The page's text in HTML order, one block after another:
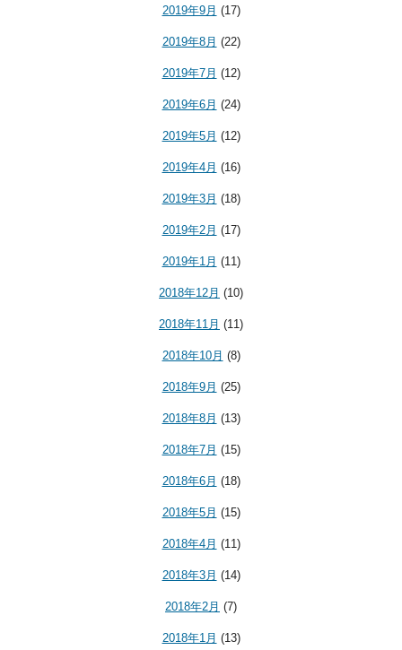
2019年9月 (17)
2019年8月 (22)
2019年7月 (12)
2019年6月 (24)
2019年5月 (12)
2019年4月 (16)
2019年3月 (18)
2019年2月 (17)
2019年1月 (11)
2018年12月 (10)
2018年11月 (11)
2018年10月 (8)
2018年9月 (25)
2018年8月 (13)
2018年7月 (15)
2018年6月 (18)
2018年5月 (15)
2018年4月 (11)
2018年3月 (14)
2018年2月 (7)
2018年1月 (13)